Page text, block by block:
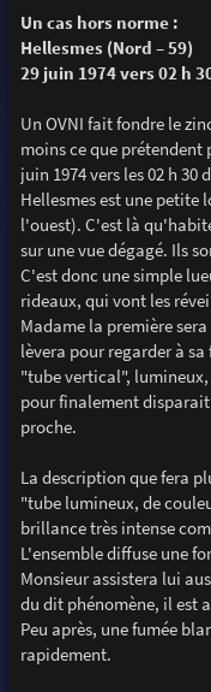
Un cas hors norme :
Hellesmes (Nord – 59)
29 juin 1974 vers 02 h
Un OVNI fait fondre le
moins ce que
juin 1974 vers les 02 h 30
Hellesmes est une petite
l'ouest). C'est là
sur une vue dégagé. Ils
C'est donc une simple
rideaux, qui vont les
Madame la première
lèvera pour regarder à
"tube vertical",
pour finalement
proche.
La description que fera
"tube lumineux, de
brillance très intense
L'ensemble diffuse une
Monsieur assistera lui
du dit phénomène, il est
Peu après, une fumée
rapidement.